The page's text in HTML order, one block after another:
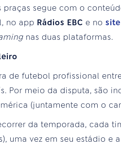
praças segue com o
no app Rádios EBC e no
nas duas plataformas.
de futebol profissional
meio da disputa, são
(juntamente com o
da temporada, cada
uma vez em seu estádio e